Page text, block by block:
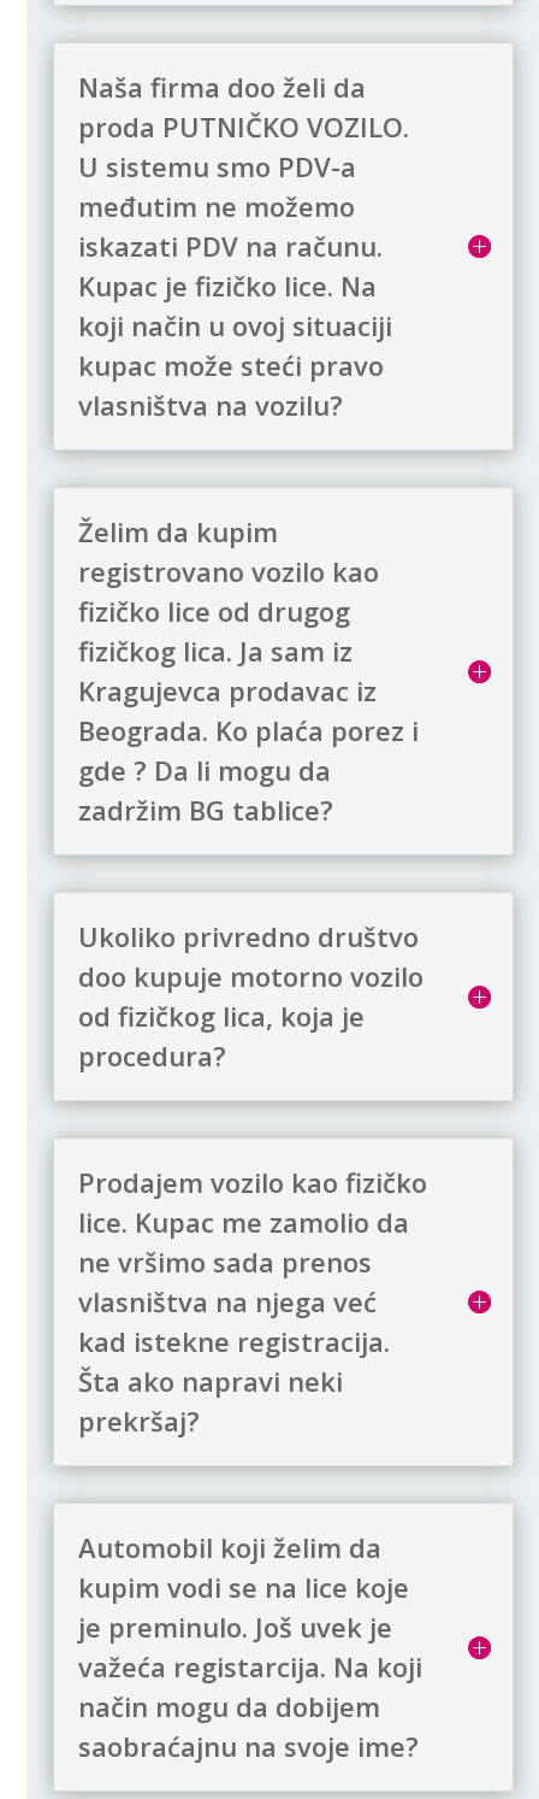
Naša firma doo želi da
proda PUTNIČKO VOZILO.
U sistemu smo PDV-a
međutim ne možemo
iskazati PDV na računu.
Kupac je fizičko lice. Na
koji način u ovoj situaciji
kupac može steći pravo
vlasništva na vozilu?
Želim da kupim
registrovano vozilo kao
fizičko lice od drugog
fizičkog lica. Ja sam iz
Kragujevca prodavac iz
Beograda. Ko plaća porez i
gde ? Da li mogu da
zadržim BG tablice?
Ukoliko privredno društvo
doo kupuje motorno vozilo
od fizičkog lica, koja je
procedura?
Prodajem vozilo kao fizičko
lice. Kupac me zamolio da
ne vršimo sada prenos
vlasništva na njega već
kad istekne registracija.
Šta ako napravi neki
prekršaj?
Automobil koji želim da
kupim vodi se na lice koje
je preminulo. Još uvek je
važeća registarcija. Na koji
način mogu da dobijem
saobraćajnu na svoje ime?